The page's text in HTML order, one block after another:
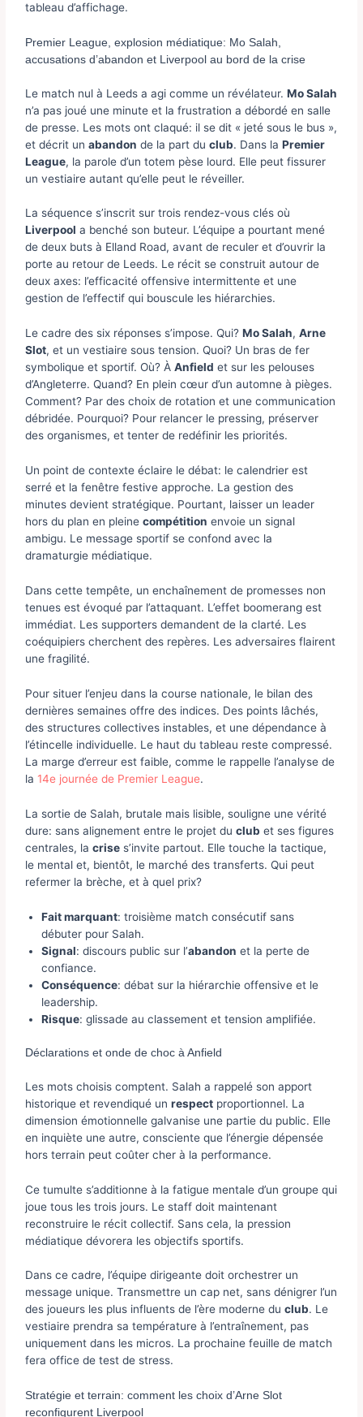
tableau d’affichage.
Premier League, explosion médiatique: Mo Salah,
accusations d’abandon et Liverpool au bord de la crise
Le match nul à Leeds a agi comme un révélateur.Mo Salah
n’a pas joué une minute et la frustration a débordé en salle
de presse. Les mots ont claqué: il se dit « jeté sous le bus »,
et décrit unabandon de la part duclub. Dans laPremier
League, la parole d’un totem pèse lourd. Elle peut fissurer
un vestiaire autant qu’elle peut le réveiller.
La séquence s’inscrit sur trois rendez-vous clés où
Liverpool a benché son buteur. L’équipe a pourtant mené
de deux buts à Elland Road, avant de reculer et d’ouvrir la
porte au retour de Leeds. Le récit se construit autour de
deux axes: l’efficacité offensive intermittente et une
gestion de l’effectif qui bouscule les hiérarchies.
Le cadre des six réponses s’impose. Qui?Mo Salah,Arne
Slot, et un vestiaire sous tension. Quoi? Un bras de fer
symbolique et sportif. Où? ÀAnfield et sur les pelouses
d’Angleterre. Quand? En plein cœur d’un automne à pièges.
Comment? Par des choix de rotation et une communication
débridée. Pourquoi? Pour relancer le pressing, préserver
des organismes, et tenter de redéfinir les priorités.
Un point de contexte éclaire le débat: le calendrier est
serré et la fenêtre festive approche. La gestion des
minutes devient stratégique. Pourtant, laisser un leader
hors du plan en pleinecompétition envoie un signal
ambigu. Le message sportif se confond avec la
dramaturgie médiatique.
Dans cette tempête, un enchaînement de promesses non
tenues est évoqué par l’attaquant. L’effet boomerang est
immédiat. Les supporters demandent de la clarté. Les
coéquipiers cherchent des repères. Les adversaires flairent
une fragilité.
Pour situer l’enjeu dans la course nationale, le bilan des
dernières semaines offre des indices. Des points lâchés,
des structures collectives instables, et une dépendance à
l’étincelle individuelle. Le haut du tableau reste compressé.
La marge d’erreur est faible, comme le rappelle l’analyse de
la 14e journée de Premier League.
La sortie de Salah, brutale mais lisible, souligne une vérité
dure: sans alignement entre le projet duclub et ses figures
centrales, lacrise s’invite partout. Elle touche la tactique,
le mental et, bientôt, le marché des transferts. Qui peut
refermer la brèche, et à quel prix?
Fait marquant: troisième match consécutif sans
débuter pour Salah.
Signal: discours public sur l’abandon et la perte de
confiance.
Conséquence: débat sur la hiérarchie offensive et le
leadership.
Risque: glissade au classement et tension amplifiée.
Déclarations et onde de choc à Anfield
Les mots choisis comptent. Salah a rappelé son apport
historique et revendiqué unrespect proportionnel. La
dimension émotionnelle galvanise une partie du public. Elle
en inquiète une autre, consciente que l’énergie dépensée
hors terrain peut coûter cher à la performance.
Ce tumulte s’additionne à la fatigue mentale d’un groupe qui
joue tous les trois jours. Le staff doit maintenant
reconstruire le récit collectif. Sans cela, la pression
médiatique dévorera les objectifs sportifs.
Dans ce cadre, l’équipe dirigeante doit orchestrer un
message unique. Transmettre un cap net, sans dénigrer l’un
des joueurs les plus influents de l’ère moderne duclub. Le
vestiaire prendra sa température à l’entraînement, pas
uniquement dans les micros. La prochaine feuille de match
fera office de test de stress.
Stratégie et terrain: comment les choix d’Arne Slot
reconfigurent Liverpool